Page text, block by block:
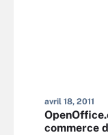
avril 18, 2011
commerce